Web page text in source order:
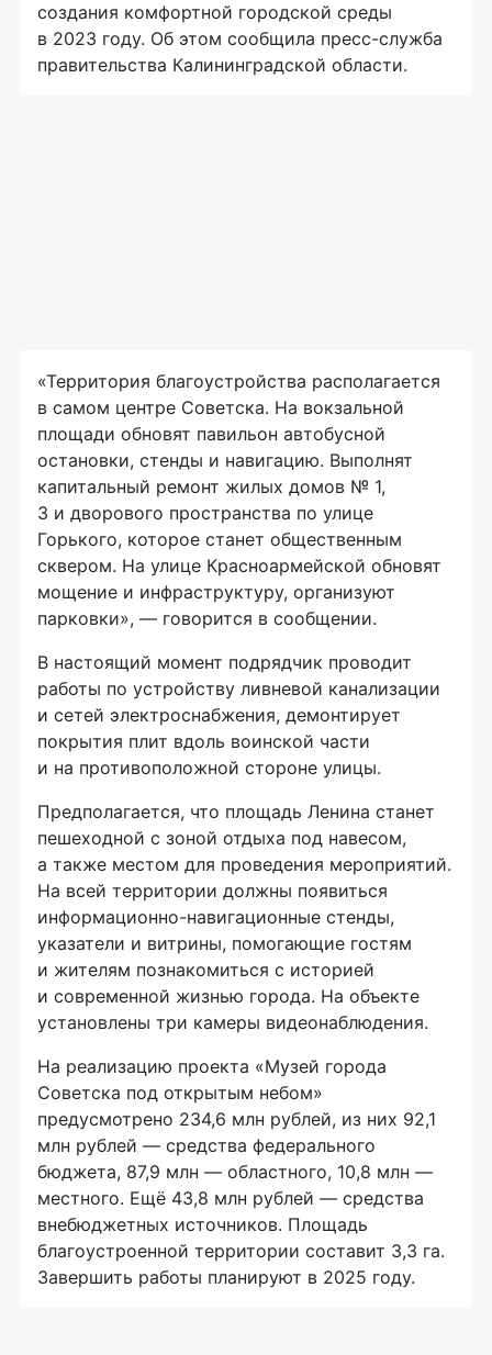
создания комфортной городской среды
в 2023 году. Об этом сообщила пресс-служба
правительства Калининградской области.
«Территория благоустройства располагается
в самом центре Советска. На вокзальной
площади обновят павильон автобусной
остановки, стенды и навигацию. Выполнят
капитальный ремонт жилых домов № 1,
3 и дворового пространства по улице
Горького, которое станет общественным
сквером. На улице Красноармейской обновят
мощение и инфраструктуру, организуют
парковки», — говорится в сообщении.
В настоящий момент подрядчик проводит
работы по устройству ливневой канализации
и сетей электроснабжения, демонтирует
покрытия плит вдоль воинской части
и на противоположной стороне улицы.
Предполагается, что площадь Ленина станет
пешеходной с зоной отдыха под навесом,
а также местом для проведения мероприятий.
На всей территории должны появиться
информационно-навигационные стенды,
указатели и витрины, помогающие гостям
и жителям познакомиться с историей
и современной жизнью города. На объекте
установлены три камеры видеонаблюдения.
На реализацию проекта «Музей города
Советска под открытым небом»
предусмотрено 234,6 млн рублей, из них 92,1
млн рублей — средства федерального
бюджета, 87,9 млн — областного, 10,8 млн —
местного. Ещё 43,8 млн рублей — средства
внебюджетных источников. Площадь
благоустроенной территории составит 3,3 га.
Завершить работы планируют в 2025 году.